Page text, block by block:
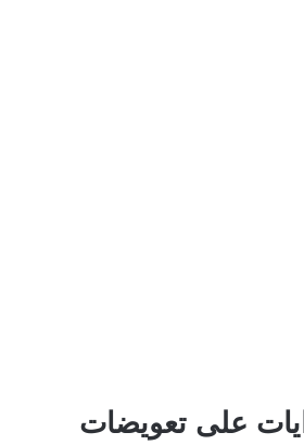
على تعويضات